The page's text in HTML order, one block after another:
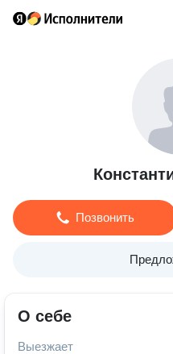
Позвонить
О себе
Выезжает